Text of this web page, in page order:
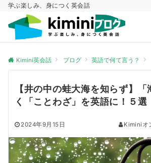
学ぶ楽しみ、身につく英会話
Kimini英会話 ブログ 英語で何て言う？
【井の中の蛙大海を知らず】
く「ことわざ」を英語に！５選
2024年9月15日 Kiminiオ